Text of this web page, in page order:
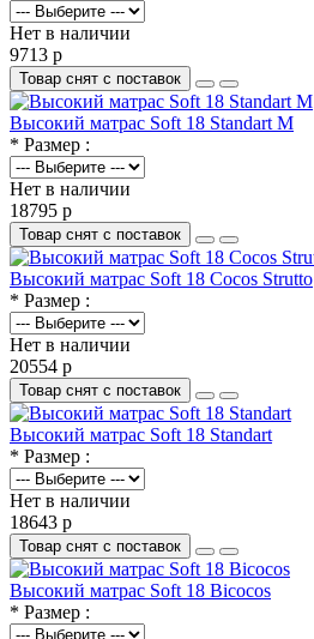
Нет в наличии
9713 р
Товар снят с поставок
Высокий матрас Soft 18 Standart M
* Размер :
Нет в наличии
18795 р
Товар снят с поставок
Высокий матрас Soft 18 Cocos Strutto
* Размер :
Нет в наличии
20554 р
Товар снят с поставок
Высокий матрас Soft 18 Standart
* Размер :
Нет в наличии
18643 р
Товар снят с поставок
Высокий матрас Soft 18 Bicocos
* Размер :